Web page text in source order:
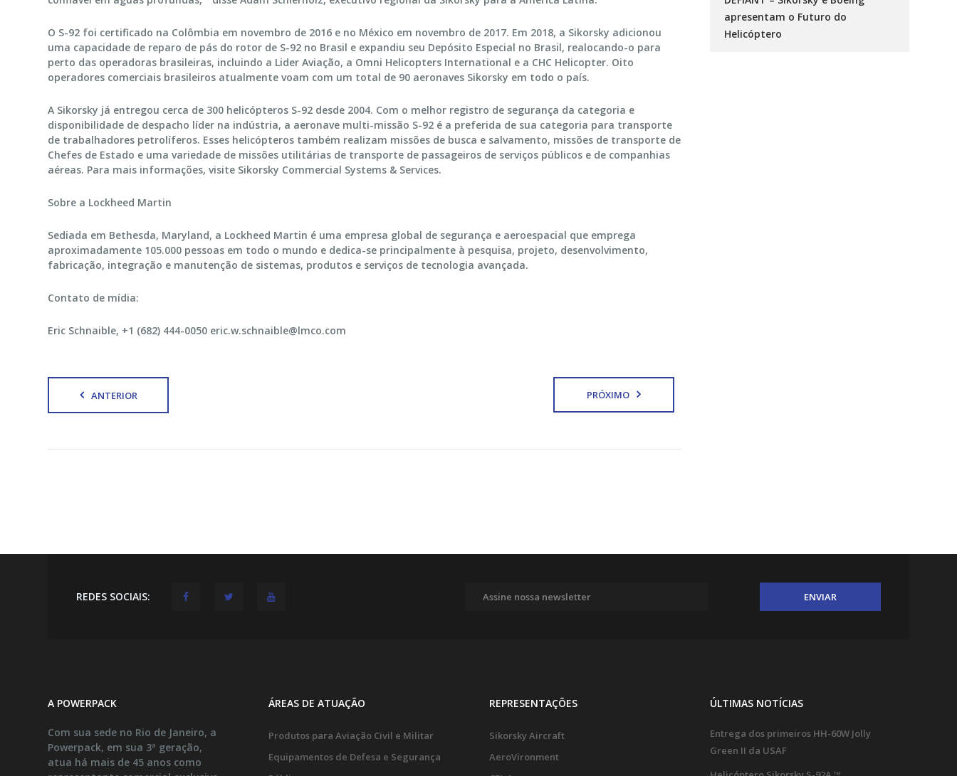
O S-92 foi certificado na Colômbia em novembro de 2016 e no México em novembro de 2017. Em 2018, a Sikorsky adicionou
uma capacidade de reparo de pás do rotor de S-92 no Brasil e expandiu seu Depósito Especial no Brasil, realocando-o para
perto das operadoras brasileiras, incluindo a Lider Aviação, a Omni Helicopters International e a CHC Helicopter. Oito
operadores comerciais brasileiros atualmente voam com um total de 90 aeronaves Sikorsky em todo o país.
A Sikorsky já entregou cerca de 300 helicópteros S-92 desde 2004. Com o melhor registro de segurança da categoria e
disponibilidade de despacho líder na indústria, a aeronave multi-missão S-92 é a preferida de sua categoria para transporte
de trabalhadores petrolíferos. Esses helicópteros também realizam missões de busca e salvamento, missões de transporte de
Chefes de Estado e uma variedade de missões utilitárias de transporte de passageiros de serviços públicos e de companhias
aéreas. Para mais informações, visite Sikorsky Commercial Systems & Services.
Sobre a Lockheed Martin
Sediada em Bethesda, Maryland, a Lockheed Martin é uma empresa global de segurança e aeroespacial que emprega
aproximadamente 105.000 pessoas em todo o mundo e dedica-se principalmente à pesquisa, projeto, desenvolvimento,
fabricação, integração e manutenção de sistemas, produtos e serviços de tecnologia avançada.
Contato de mídia:
Eric Schnaible, +1 (682) 444-0050 eric.w.schnaible@lmco.com
ANTERIOR PRÓXIMO
apresentam o Futuro do
Helicóptero
REDES SOCIAIS:
A POWERPACK
Com sua sede no Rio de Janeiro, a
Powerpack, em sua 3ª geração,
atua há mais de 45 anos como
ÁREAS DE ATUAÇÃO
Produtos para Aviação Civil e Militar
Equipamentos de Defesa e Segurança
REPRESENTAÇÕES
Sikorsky Aircraft
AeroVironment
ÚLTIMAS NOTÍCIAS
Entrega dos primeiros HH-60W Jolly
Green II da USAF